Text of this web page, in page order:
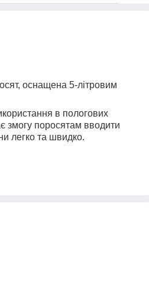
оснащена 5-літровим
в пологових
змогу поросятам вводити
легко та швидко.